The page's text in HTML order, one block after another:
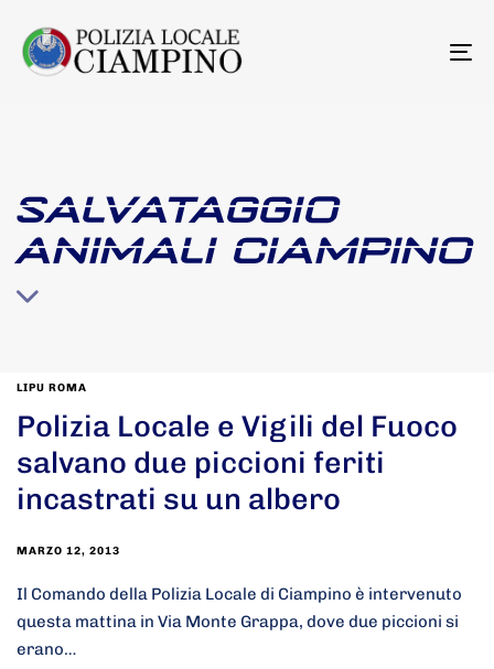
SALVATAGGIO
ANIMALI CIAMPINO
LIPU ROMA
Polizia Locale e Vigili del Fuoco
salvano due piccioni feriti
incastrati su un albero
MARZO 12, 2013
Il Comando della Polizia Locale di Ciampino è intervenuto
questa mattina in Via Monte Grappa, dove due piccioni si
erano…